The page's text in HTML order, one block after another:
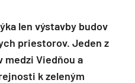
len výstavby budov
priestorov. Jeden z
medzi Viedňou a
k zeleným